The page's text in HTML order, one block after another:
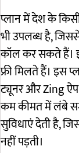
प्लान में देश के
भी उपलब्ध है,
कॉल कर सकते हैं।
फ्री मिलते हैं। इस
ट्यूनर और Zing
कम कीमत में लंबे
सुविधाएं देती है,
नहीं पड़ती।